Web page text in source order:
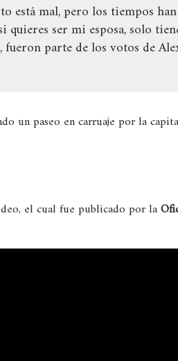
está mal, pero los tiempos
quieres ser mi esposa, solo
fueron parte de los votos de
un paseo en carruaje por la
el cual fue publicado por la